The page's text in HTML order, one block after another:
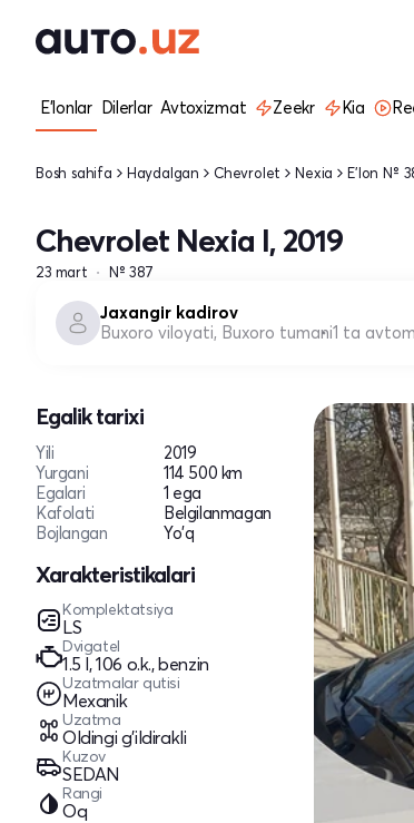
E'lonlar Dilerlar Avtoxizmat Zeekr Kia
Bosh sahifa Haydalgan Chevrolet Nexia E'lon №
Chevrolet Nexia I, 2019
23 mart № 387
Jaxangir kadirov
Buxoro viloyati, Buxoro tumani1 ta
Egalik tarixi
Yili
2019
Yurgani
114 500 km
Egalari
1 ega
Kafolati
Belgilanmagan
Bojlangan
Yo'q
Xarakteristikalari
Komplektatsiya
LS
Dvigatel
1.5 l, 106 o.k., benzin
Uzatmalar qutisi
Mexanik
Uzatma
Oldingi g'ildirakli
Kuzov
SEDAN
Rangi
Oq